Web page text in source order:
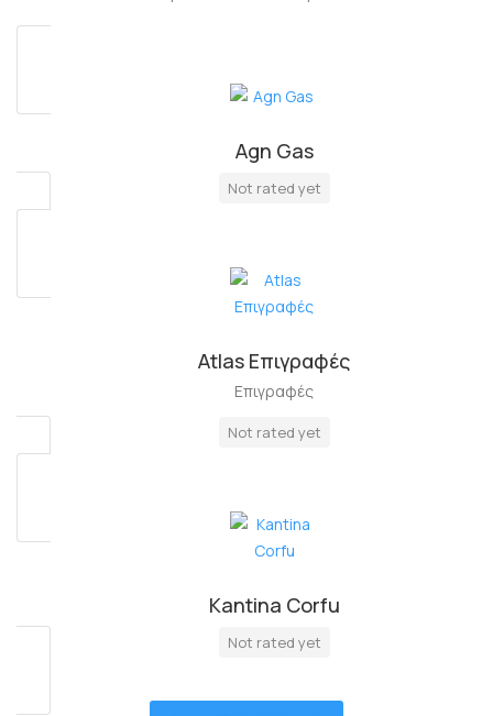
Agn Gas
Not rated yet
Atlas Επιγραφές
Επιγραφές
Not rated yet
Kantina Corfu
Not rated yet